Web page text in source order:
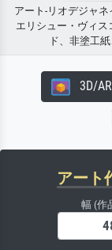
アート-リオデジャ
エリシュー・ヴィス
ド、非塗工
3D/
アート
幅 (作